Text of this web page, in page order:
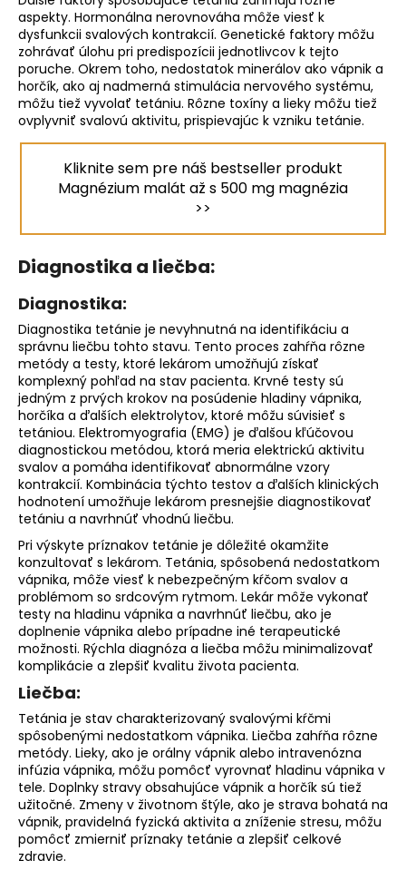
aspekty. Hormonálna nerovnováha môže viesť k
dysfunkcii svalových kontrakcií. Genetické faktory môžu
zohrávať úlohu pri predispozícii jednotlivcov k tejto
poruche. Okrem toho, nedostatok minerálov ako vápnik a
horčík, ako aj nadmerná stimulácia nervového systému,
môžu tiež vyvolať tetániu. Rôzne toxíny a lieky môžu tiež
ovplyvniť svalovú aktivitu, prispievajúc k vzniku tetánie.
Kliknite sem pre náš bestseller produkt
Magnézium malát až s 500 mg magnézia
>>
Diagnostika a liečba:
Diagnostika:
Diagnostika tetánie je nevyhnutná na identifikáciu a
správnu liečbu tohto stavu. Tento proces zahŕňa rôzne
metódy a testy, ktoré lekárom umožňujú získať
komplexný pohľad na stav pacienta. Krvné testy sú
jedným z prvých krokov na posúdenie hladiny vápnika,
horčíka a ďalších elektrolytov, ktoré môžu súvisieť s
tetániou. Elektromyografia (EMG) je ďalšou kľúčovou
diagnostickou metódou, ktorá meria elektrickú aktivitu
svalov a pomáha identifikovať abnormálne vzory
kontrakcií. Kombinácia týchto testov a ďalších klinických
hodnotení umožňuje lekárom presnejšie diagnostikovať
tetániu a navrhnúť vhodnú liečbu.
Pri výskyte príznakov tetánie je dôležité okamžite
konzultovať s lekárom. Tetánia, spôsobená nedostatkom
vápnika, môže viesť k nebezpečným kŕčom svalov a
problémom so srdcovým rytmom. Lekár môže vykonať
testy na hladinu vápnika a navrhnúť liečbu, ako je
doplnenie vápnika alebo prípadne iné terapeutické
možnosti. Rýchla diagnóza a liečba môžu minimalizovať
komplikácie a zlepšiť kvalitu života pacienta.
Liečba:
Tetánia je stav charakterizovaný svalovými kŕčmi
spôsobenými nedostatkom vápnika. Liečba zahŕňa rôzne
metódy. Lieky, ako je orálny vápnik alebo intravenózna
infúzia vápnika, môžu pomôcť vyrovnať hladinu vápnika v
tele. Doplnky stravy obsahujúce vápnik a horčík sú tiež
užitočné. Zmeny v životnom štýle, ako je strava bohatá na
vápnik, pravidelná fyzická aktivita a zníženie stresu, môžu
pomôcť zmierniť príznaky tetánie a zlepšiť celkové
zdravie.